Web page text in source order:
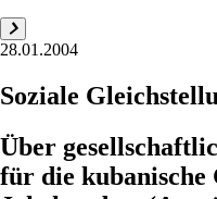
28.01.2004
Soziale
Über
für die kubanische